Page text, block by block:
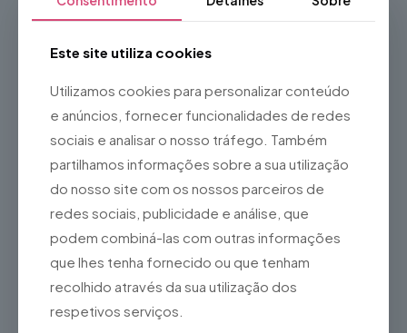
Alimentação por pilhas ou bateria (consoante o
modelo)
Ideal para utilização em interiores e exteriores
Ideal para
Eventos desportivos
Festivais e concertos
Escolas e universidades
Simulacros e ações de segurança
Obras e estaleiros
Proteção Civil
Guias turísticos
Organização de filas e grandes grupos
Eventos corporativos
Este site utiliza cookies
Utilizamos cookies para personalizar conteúdo
e anúncios, fornecer funcionalidades de redes
sociais e analisar o nosso tráfego. Também
partilhamos informações sobre a sua utilização
do nosso site com os nossos parceiros de
redes sociais, publicidade e análise, que
podem combiná-las com outras informações
que lhes tenha fornecido ou que tenham
recolhido através da sua utilização dos
respetivos serviços.